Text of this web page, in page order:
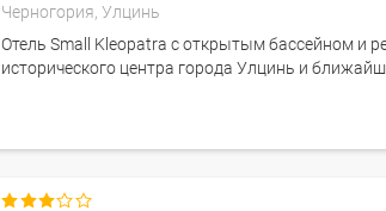
Черногория,Улцинь
Отель Small Kleopatra с открытым бассейном и
исторического центра города Улцинь и
